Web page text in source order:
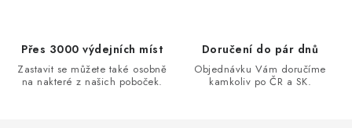
Přes 3000 výdejních míst
Zastavit se můžete také osobně
na nakteré z našich poboček.
Doručení do pár dnů
Objednávku Vám doručíme
kamkoliv po ČR a SK.